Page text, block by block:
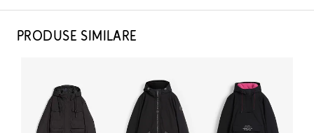
PRODUSE SIMILARE